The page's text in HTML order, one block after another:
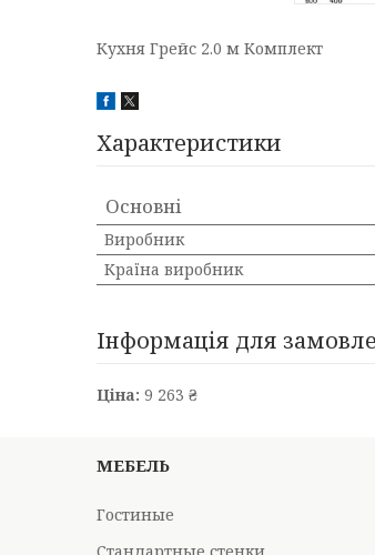
Кухня Грейс 2.0 м Комплект
Характеристики
Основні
Виробник
Країна виробник
Інформація для
Ціна: 9 263 ₴
МЕБЕЛЬ
Гостиные